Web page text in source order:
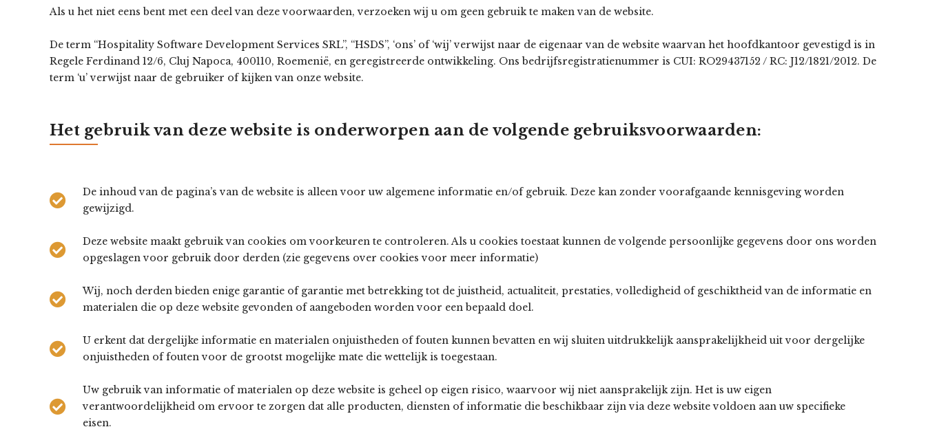
Als u het niet eens bent met een deel van deze voorwaarden, verzoeken wij u om geen gebruik te maken van de website.
De term “Hospitality Software Development Services SRL”, “HSDS”, ‘ons’ of ‘wij’ verwijst naar de eigenaar van de website waarvan het hoofdkantoor gevestigd is in
Regele Ferdinand 12/6, Cluj Napoca, 400110, Roemenië, en geregistreerde ontwikkeling. Ons bedrijfsregistratienummer is CUI: RO29437152 / RC: J12/1821/2012. De
term ‘u’ verwijst naar de gebruiker of kijken van onze website.
Het gebruik van deze website is onderworpen aan de volgende gebruiksvoorwaarden:
De inhoud van de pagina’s van de website is alleen voor uw algemene informatie en/of gebruik. Deze kan zonder voorafgaande kennisgeving worden
gewijzigd.
Deze website maakt gebruik van cookies om voorkeuren te controleren. Als u cookies toestaat kunnen de volgende persoonlijke gegevens door ons worden
opgeslagen voor gebruik door derden (zie gegevens over cookies voor meer informatie)
Wij, noch derden bieden enige garantie of garantie met betrekking tot de juistheid, actualiteit, prestaties, volledigheid of geschiktheid van de informatie en
materialen die op deze website gevonden of aangeboden worden voor een bepaald doel.
U erkent dat dergelijke informatie en materialen onjuistheden of fouten kunnen bevatten en wij sluiten uitdrukkelijk aansprakelijkheid uit voor dergelijke
onjuistheden of fouten voor de grootst mogelijke mate die wettelijk is toegestaan.
Uw gebruik van informatie of materialen op deze website is geheel op eigen risico, waarvoor wij niet aansprakelijk zijn. Het is uw eigen
verantwoordelijkheid om ervoor te zorgen dat alle producten, diensten of informatie die beschikbaar zijn via deze website voldoen aan uw specifieke
eisen.